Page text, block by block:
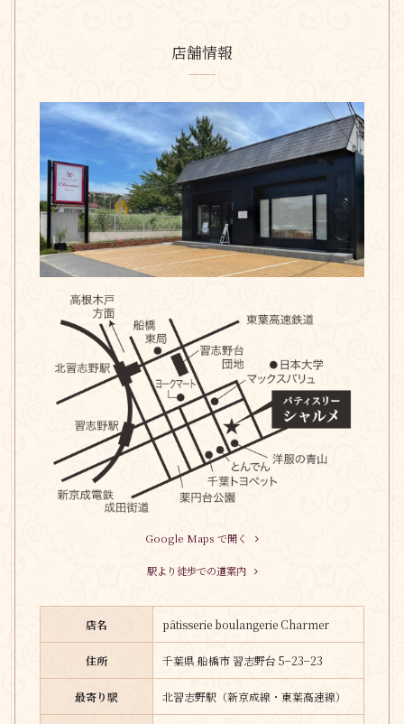
パティスリー ブーランジェリー シャルメ | 習志野台のケーキ店
店舗情報
Google Maps で開く
駅より徒歩での道案内
店名 pâtisserie boulangerie Charmer
住所 千葉県 船橋市 習志野台 5−23−23
最寄り駅 北習志野駅（新京成線・東葉高速線）